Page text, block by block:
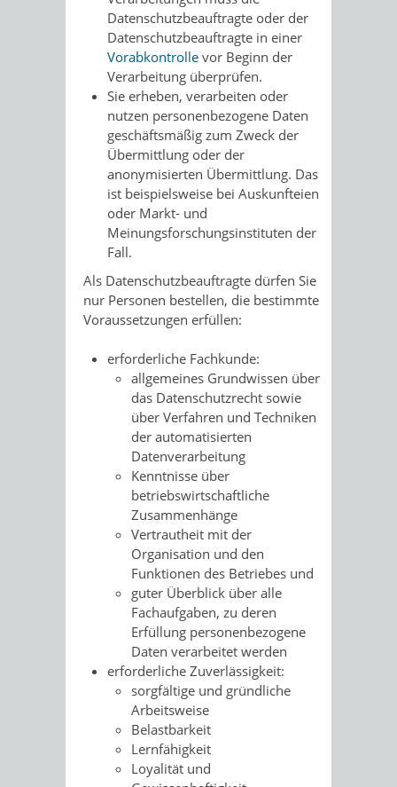
Datenschutzbeauftragte oder der
Datenschutzbeauftragte in einer
Vorabkontrolle vor Beginn der
Verarbeitung überprüfen.
Sie erheben, verarbeiten oder
nutzen personenbezogene Daten
geschäftsmäßig zum Zweck der
Übermittlung oder der
anonymisierten Übermittlung. Das
ist beispielsweise bei Auskunfteien
oder Markt- und
Meinungsforschungsinstituten der
Fall.
Als Datenschutzbeauftragte dürfen Sie
nur Personen bestellen, die bestimmte
Voraussetzungen erfüllen:
erforderliche Fachkunde:
allgemeines Grundwissen über
das Datenschutzrecht sowie
über Verfahren und Techniken
der automatisierten
Datenverarbeitung
Kenntnisse über
betriebswirtschaftliche
Zusammenhänge
Vertrautheit mit der
Organisation und den
Funktionen des Betriebes und
guter Überblick über alle
Fachaufgaben, zu deren
Erfüllung personenbezogene
Daten verarbeitet werden
erforderliche Zuverlässigkeit:
sorgfältige und gründliche
Arbeitsweise
Belastbarkeit
Lernfähigkeit
Loyalität und